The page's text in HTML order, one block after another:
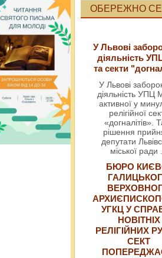
ОБЕРЕЖНО
У Львові
діяльність
та секти
У Львові
діяльність УПЦ
активної у
релігійної
«догналітів».
рішення
депутати
міської ради
БЮРО
УГКЦ У
НОВІТНІХ
РЕЛІГІЙНИХ
СЕКТ